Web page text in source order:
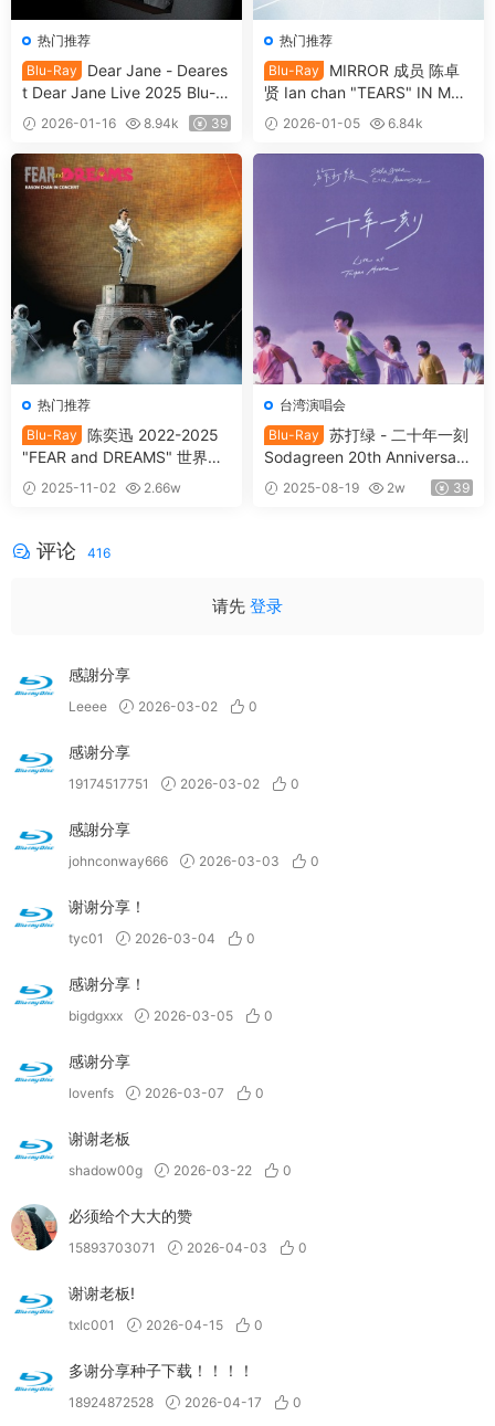
热门推荐
Blu-Ray
Dear Jane - Deares
t Dear Jane Live 2025 Blu-ra
y 1080p AVC DTS-HDMA 5.1
[自购原盘] [全网首发] [BDISO
2BD 61.4GB]
2026-01-16 8.94k 39
热门推荐
Blu-Ray
MIRROR 成员 陈卓
贤 Ian chan "TEARS" IN MY
SIGHT SOLO CONCERT 202
4 Blu-ray 1080p AVC DTS-H
DMA 5.1 [全网首发] [自购原
盘] [BDISO 2BD 46.4GB]
2026-01-05
6.84k
热门推荐
Blu-Ray
陈奕迅 2022-2025
"FEAR and DREAMS" 世界巡
迴演唱会 Eason Chan Fear an
d Dreams Live 2025 [BDISO
2025-11-02
2.66w
台湾演唱会
Blu-Ray
苏打绿 - 二十年一刻
Sodagreen 20th Anniversary
Live at Taipei Arena 2025 [B
DISO 2BD 56.7GB]
2025-08-19 2w 39
评论 416
请先 登录
感謝分享
Leeee 2026-03-02 0
感谢分享
19174517751 2026-03-02 0
感謝分享
johnconway666 2026-03-03 0
谢谢分享！
tyc01 2026-03-04 0
感谢分享！
bigdgxxx 2026-03-05 0
感谢分享
lovenfs 2026-03-07 0
谢谢老板
shadow00g 2026-03-22 0
必须给个大大的赞
15893703071 2026-04-03 0
谢谢老板!
txlc001 2026-04-15 0
多谢分享种子下载！！！！
18924872528 2026-04-17 0